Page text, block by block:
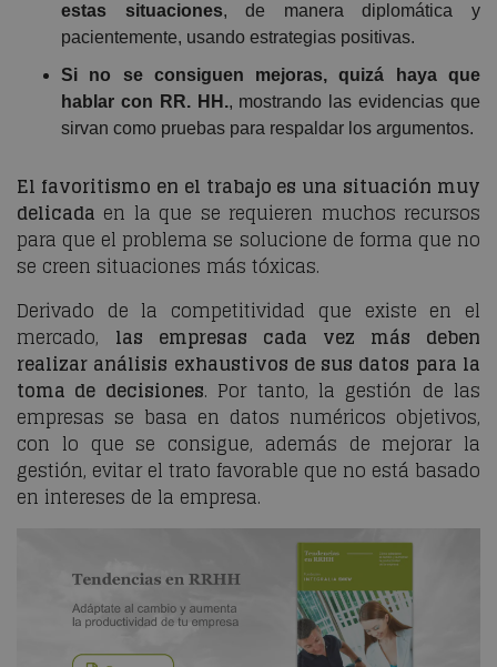
estas situaciones, de manera diplomática y
pacientemente, usando estrategias positivas.
Si no se consiguen mejoras, quizá haya que
hablar con RR. HH., mostrando las evidencias que
sirvan como pruebas para respaldar los argumentos.
El favoritismo en el trabajo es una situación muy
delicada en la que se requieren muchos recursos
para que el problema se solucione de forma que no
se creen situaciones más tóxicas.
Derivado de la competitividad que existe en el
mercado, las empresas cada vez más deben
realizar análisis exhaustivos de sus datos para la
toma de decisiones. Por tanto, la gestión de las
empresas se basa en datos numéricos objetivos,
con lo que se consigue, además de mejorar la
gestión, evitar el trato favorable que no está basado
en intereses de la empresa.